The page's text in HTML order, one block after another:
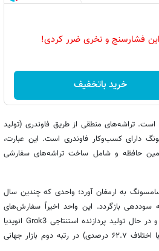
این فشارسنج و نخری ضرر کردی!
خرید باتخفیف
است. تراشه‌های منطقی از طریق فاوندری (تولید
دارای کسب‌وکار فاوندری است. این عبارت،
حافظه و شامل ساخت تراشه‌های سفارشی
به ارمغان آورد؛ واحدی که چندین سال
سوددهی بازگردد. این واحد اخیراً سفارش‌های
مهمی از جمله تراشه‌های نسل جدید AI5 و AI6 تسلا را کسب کرده و در حال تولید پردازنده استنتاجی Grok3 انویدیا
است. سامسونگ پارسال با سهم ۷.۲ درصدی، پس از تی‌اس‌ام‌سی (با اختلاف ۶۲.۷ درصدی) در رتبه دوم بازار جهانی